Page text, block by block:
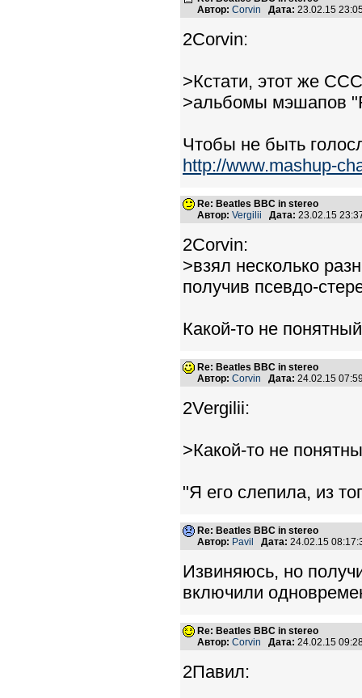
Автор: Corvin Дата: 23.02.15
2Corvin:
>Кстати, этот же
>альбомы мэшапов
Чтобы не быть
http://www.mashup-
Re: Beatles BBC in stereo
Автор: Vergilii Дата: 23.02.15
2Corvin:
>взял несколько
получив псевдо-
Какой-то не
Re: Beatles BBC in stereo
Автор: Corvin Дата: 24.02.15
2Vergilii:
>Какой-то не
"Я его слепила, из
Re: Beatles BBC in stereo
Автор: Pavil Дата: 24.02.15
Извиняюсь, но
включили
Re: Beatles BBC in stereo
Автор: Corvin Дата: 24.02.15
2Павил: